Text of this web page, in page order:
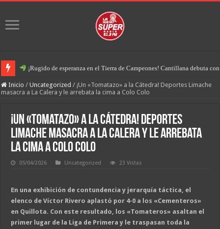
¡Rugido de esperanza en el Tierra de Campeones! Cantillana debuta
Inicio / Uncategorized / ¡Un «Tomatazo» a la Cátedra! Deportes Limache
masacra a La Calera y le arrebata la cima a Colo Colo
¡Un «Tomatazo» a la Cátedra! Deportes
Limache masacra a La Calera y le arrebata
la cima a Colo Colo
05/04/2026 Uncategorized 23 Vistas
En una exhibición de contundencia y jerarquía táctica, el
elenco de Víctor Rivero aplastó por 4-0 a los «Cementeros»
en Quillota. Con este resultado, los «Tomateros» asaltan el
primer lugar de la Liga de Primera y le traspasan toda la